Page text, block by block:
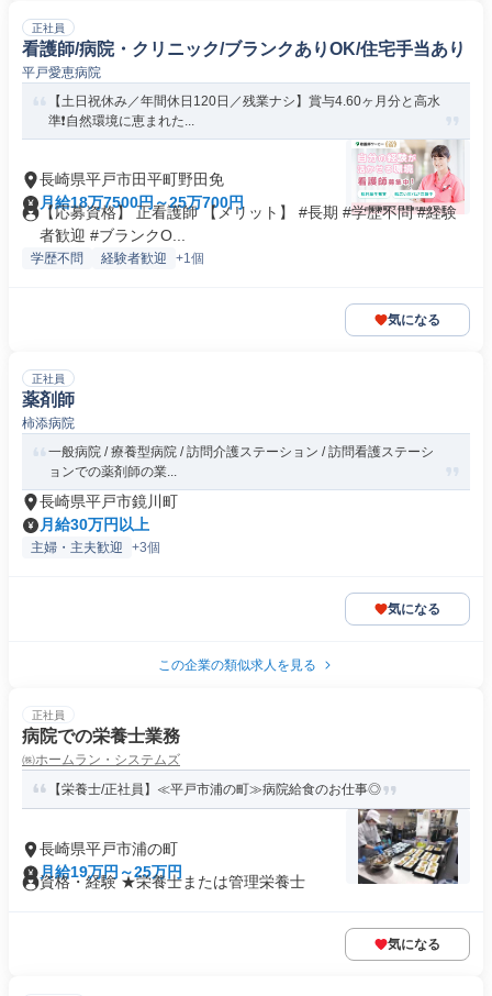
正社員
看護師/病院・クリニック/ブランクありOK/住宅手当あり
平戸愛恵病院
【土日祝休み／年間休日120日／残業ナシ】賞与4.60ヶ月分と高水
準❗️自然環境に恵まれた...
長崎県平戸市田平町野田免
月給18万7500円～25万700円
【応募資格】 正看護師 【メリット】 #長期 #学歴不問 #経験
者歓迎 #ブランクO...
学歴不問 経験者歓迎 +1個
気になる
正社員
薬剤師
柿添病院
一般病院 / 療養型病院 / 訪問介護ステーション / 訪問看護ステーシ
ョンでの薬剤師の業...
長崎県平戸市鏡川町
月給30万円以上
主婦・主夫歓迎 +3個
気になる
この企業の類似求人を見る
正社員
病院での栄養士業務
㈱ホームラン・システムズ
【栄養士/正社員】≪平戸市浦の町≫病院給食のお仕事◎
長崎県平戸市浦の町
月給19万円～25万円
資格・経験 ★栄養士または管理栄養士
気になる